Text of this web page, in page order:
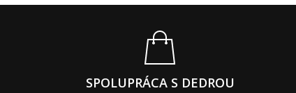
SPOLUPRÁCA S DEDROU